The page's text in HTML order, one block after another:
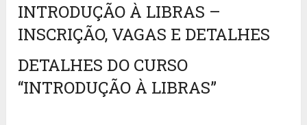
INTRODUÇÃO À LIBRAS –
INSCRIÇÃO, VAGAS E DETALHES
DETALHES DO CURSO
“INTRODUÇÃO À LIBRAS”